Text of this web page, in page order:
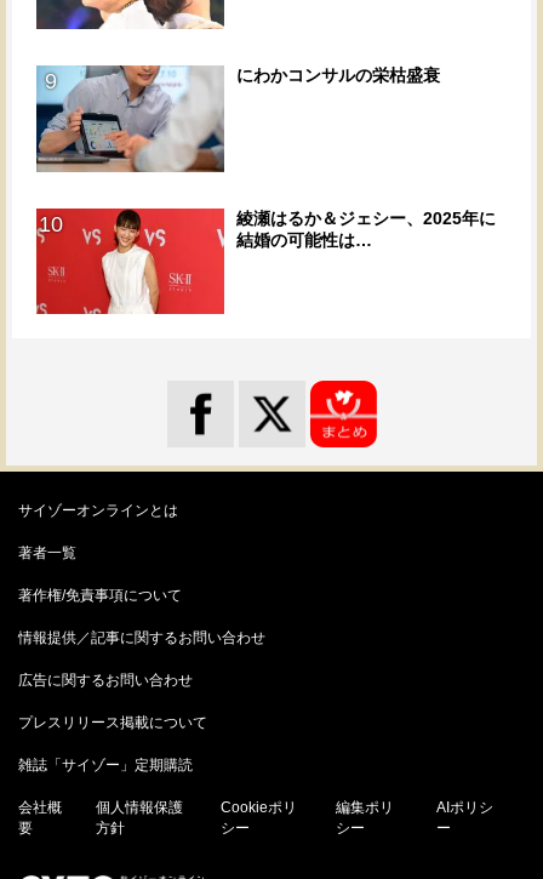
9 にわかコンサルの栄枯盛衰
10
綾瀬はるか＆ジェシー、2025年に
結婚の可能性は…
サイゾーオンラインとは
著者一覧
著作権/免責事項について
情報提供／記事に関するお問い合わせ
広告に関するお問い合わせ
プレスリリース掲載について
雑誌「サイゾー」定期購読
会社概
要
個人情報保護
方針
Cookieポリ
シー
編集ポリ
シー
AIポリシ
ー